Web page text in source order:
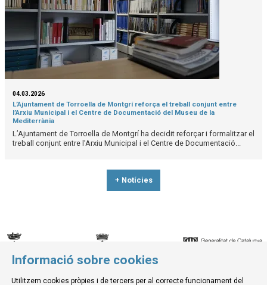
04.03.2026
L’Ajuntament de Torroella de Montgrí reforça el treball conjunt entre
l’Arxiu Municipal i el Centre de Documentació del Museu de la
Mediterrània
L’Ajuntament de Torroella de Montgrí ha decidit reforçar i formalitzar el
treball conjunt entre l’Arxiu Municipal i el Centre de Documentació...
+ Notícies
© Museu de la Mediterrània
Informació sobre cookies
Utilitzem cookies pròpies i de tercers per al correcte funcionament del